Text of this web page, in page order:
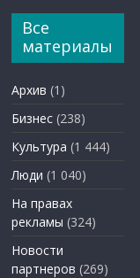
Все
материалы
Архив (1)
Бизнес (238)
Культура (1 444)
Люди (1 040)
На правах
рекламы (324)
Новости
партнеров (269)